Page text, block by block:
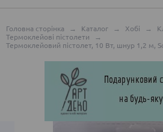
Головна сторінка → Каталог → Хобі →
Термоклейові пістолети
→
Термоклейовий пістолет, 10 Вт, шнур 1,2 м,